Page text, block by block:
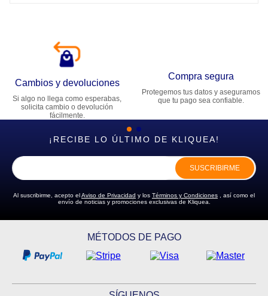
Cambios y devoluciones
Si algo no llega como esperabas,
solicita cambio o devolución
fácilmente.
Compra segura
Protegemos tus datos y aseguramos
que tu pago sea confiable.
¡RECIBE LO ÚLTIMO DE KLIQUEA!
SUSCRIBIRME
Al suscribirme, acepto elAviso de Privacidad y los Términos y Condiciones , así como el
envío de noticias y promociones exclusivas de Kliquea.
MÉTODOS DE PAGO